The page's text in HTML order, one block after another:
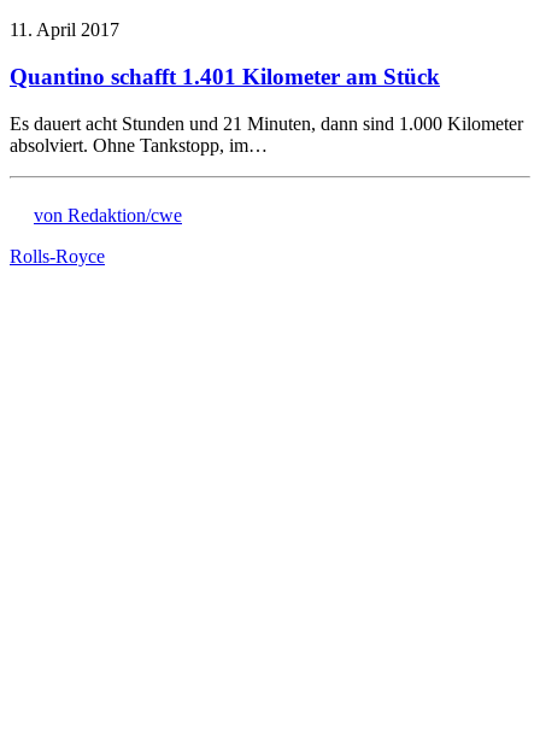
11. April 2017
Quantino schafft 1.401 Kilometer am Stück
Es dauert acht Stunden und 21 Minuten, dann sind 1.000 Kilometer
absolviert. Ohne Tankstopp, im…
von Redaktion/cwe
Rolls-Royce